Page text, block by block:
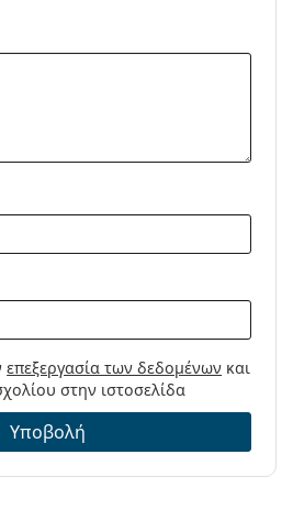
#D Black
επεξεργασία των δεδομένων και
στην ιστοσελίδα
Υποβολή